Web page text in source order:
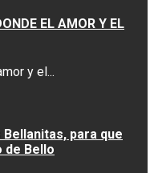
EL AMOR Y EL
y el...
para que
de Bello